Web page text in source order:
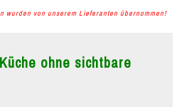
wurden von unserem Lieferanten übernommen!
ohne sichtbare